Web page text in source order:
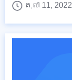
តុលា 11, 2022